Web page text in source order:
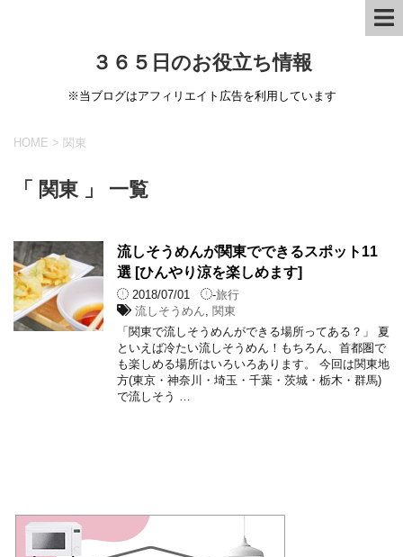
３６５日のお役立ち情報
※当ブログはアフィリエイト広告を利用しています
HOME > 関東
「 関東 」 一覧
流しそうめんが関東でできるスポット11
選 [ひんやり涼を楽しめます]
2018/07/01 -旅行
流しそうめん ,関東
「関東で流しそうめんができる場所ってある？」 夏
といえば冷たい流しそうめん！もちろん、首都圏で
も楽しめる場所はいろいろあります。 今回は関東地
方(東京・神奈川・埼玉・千葉・茨城・栃木・群馬)
で流しそう …